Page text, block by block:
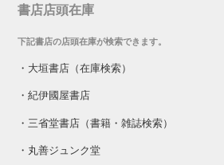
書店店頭在庫
下記書店の店頭在庫が検索できます。
・ 大垣書店（在庫検索）
・紀伊國屋書店
・ 三省堂書店（書籍・雑誌検索）
・ 丸善ジュンク堂